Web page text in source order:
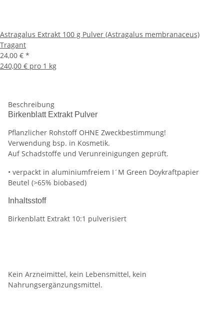
Astragalus Extrakt 100 g Pulver (Astragalus membranaceus)
Tragant
24,00 € *
240,00 € pro 1 kg
Beschreibung
Birkenblatt Extrakt Pulver
Pflanzlicher Rohstoff OHNE Zweckbestimmung!
Verwendung bsp. in Kosmetik.
Auf Schadstoffe und Verunreinigungen geprüft.
• verpackt in aluminiumfreiem I´M Green Doykraftpapier
Beutel (>65% biobased)
Inhaltsstoff
Birkenblatt Extrakt 10:1 pulverisiert
Kein Arzneimittel, kein Lebensmittel, kein
Nahrungsergänzungsmittel.